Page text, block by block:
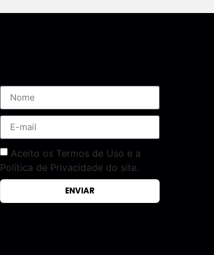
Aceito os Termos de Uso e a
Política de Privacidade do site.
ENVIAR